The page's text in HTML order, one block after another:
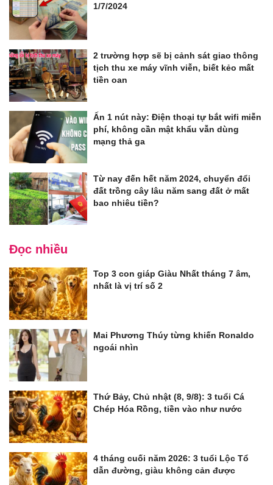
1/7/2024
2 trường hợp sẽ bị cảnh sát giao thông
tịch thu xe máy vĩnh viễn, biết kẻo mất
tiền oan
Ấn 1 nút này: Điện thoại tự bắt wifi miễn
phí, không cần mật khẩu vẫn dùng
mạng thả ga
Từ nay đến hết năm 2024, chuyển đổi
đất trồng cây lâu năm sang đất ở mất
bao nhiêu tiền?
Đọc nhiều
Top 3 con giáp Giàu Nhất tháng 7 âm,
nhất là vị trí số 2
Mai Phương Thúy từng khiến Ronaldo
ngoái nhìn
Thứ Bảy, Chủ nhật (8, 9/8): 3 tuổi Cá
Chép Hóa Rồng, tiền vào như nước
4 tháng cuối năm 2026: 3 tuổi Lộc Tổ
dẫn đường, giàu không cản được